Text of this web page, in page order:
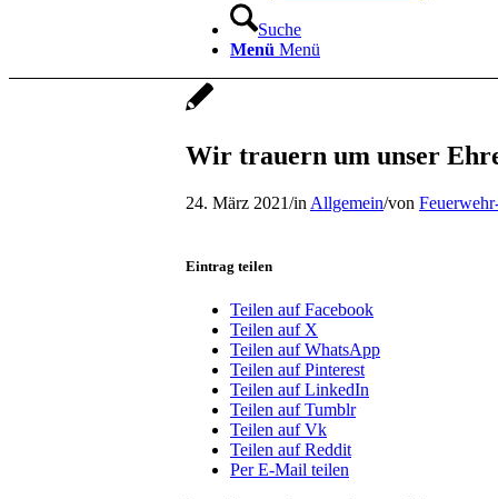
Suche
Menü Menü
Wir trauern um unser
24. März 2021/in Allgemein/von
Eintrag teilen
Teilen auf Facebook
Teilen auf X
Teilen auf WhatsApp
Teilen auf Pinterest
Teilen auf LinkedIn
Teilen auf Tumblr
Teilen auf Vk
Teilen auf Reddit
Per E-Mail teilen